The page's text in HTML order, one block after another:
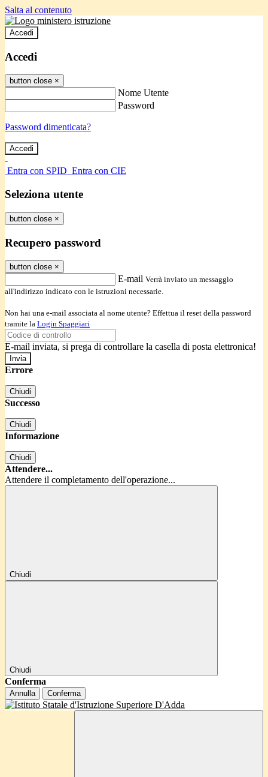
Salta al contenuto
Accedi
Accedi
button close ×
Nome Utente
Password
Password dimenticata?
-
Entra con SPID Entra con CIE
Seleziona utente
button close ×
Recupero password
button close ×
E-mail Verrà inviato un messaggio
all'indirizzo indicato con le istruzioni necessarie.
Non hai una e-mail associata al nome utente? Effettua il reset della password
tramite la Login Spaggiari
E-mail inviata, si prega di controllare la casella di posta elettronica!
Errore
Chiudi
Successo
Chiudi
Informazione
Chiudi
Attendere...
Attendere il completamento dell'operazione...
Chiudi
Chiudi
Conferma
Annulla Conferma